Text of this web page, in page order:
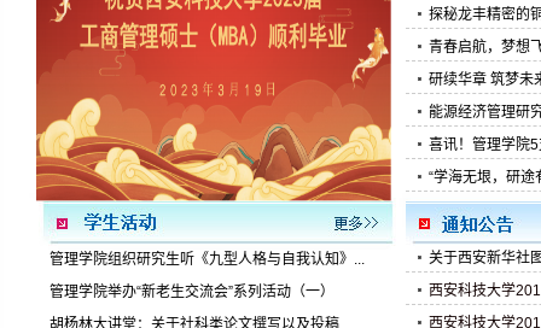
探秘龙丰精密的
青春启航，梦想
研续华章 筑梦
能源经济管理研
喜讯！管理学院
“学海无垠，研途
管理学院组织研究生听《九型人格与自我认知》...
管理学院举办“新老生交流会”系列活动（一）
胡杨林大讲堂：关于社科类论文撰写以及投稿
关于西安新华社
西安科技大学
西安科技大学